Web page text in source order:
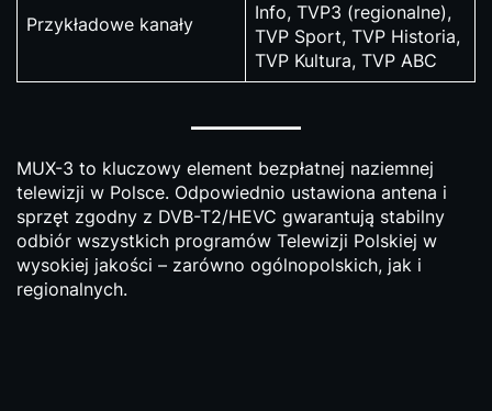
Przykładowe kanały
Info, TVP3 (regionalne),
TVP Sport, TVP Historia,
TVP Kultura, TVP ABC
MUX-3 to kluczowy element bezpłatnej naziemnej
telewizji w Polsce. Odpowiednio ustawiona antena i
sprzęt zgodny z DVB-T2/HEVC gwarantują stabilny
odbiór wszystkich programów Telewizji Polskiej w
wysokiej jakości – zarówno ogólnopolskich, jak i
regionalnych.